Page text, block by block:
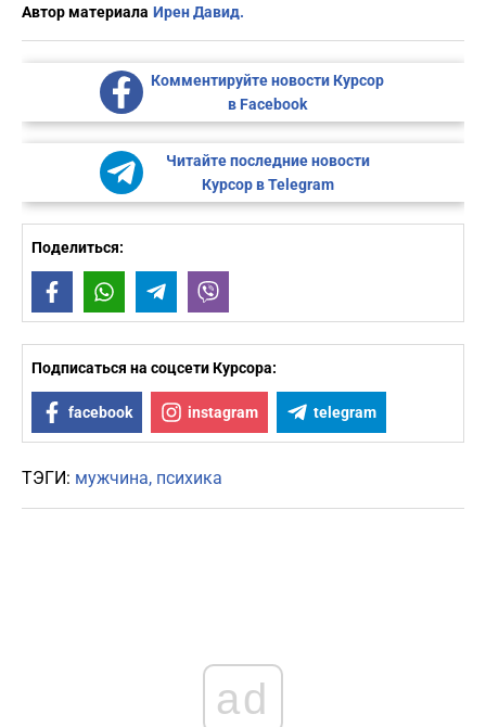
Автор материала Ирен Давид.
Комментируйте новости Курсор
в Facebook
Читайте последние новости
Курсор в Telegram
Поделиться:
FacebookWhatsAppTelegram
Подписаться на соцсети Курсора:
facebook instagram telegram
ТЭГИ: мужчина психика
ad